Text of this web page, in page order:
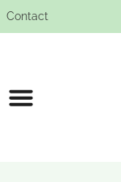
Contact